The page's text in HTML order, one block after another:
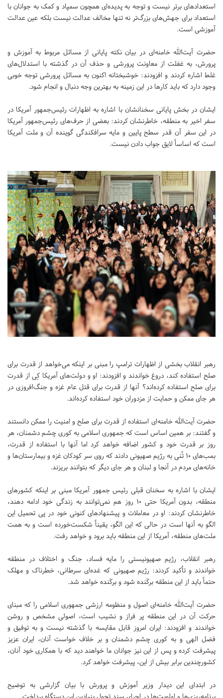
استعدادهای برتر نیست و توجه به پدیده‌ای همچون سمپاد و کمک به جوانان با
استعداد برای جهش‌های بزرگ‌تر نه تنها مخالف عدالت نیست بلکه عین عدالت
آموزشی است.
حضرت آیت‌الله خامنه‌ای در بیان نکته پایانی از مسائل مربوط به آموزش و
پرورش، به غفلت از معاونت پرورشی و حذف آن در گذشته با استدلال‌های
غلط اشاره کردند و افزودند: خوشبختانه اکنون به مسائل پرورشی توجه خوبی
وجود دارد که باید کارها در این زمینه به بهترین وجه دنبال و انجام شود.
ایشان در بخش پایانی سخنانشان با اشاره به اظهارات رئیس‌جمهور آمریکا در
سفر اخیر به منطقه، خاطرنشان کردند: بعضی از حرف‌های رئیس‌جمهور آمریکا
در این سفر آن قدر سطح پایین و مایه سرافکندگی گوینده آن و ملت آمریکا
است که اساساً لایق جواب دادن نیست.
رهبر انقلاب بخشی از اظهارات ترامپ را مبنی بر اینکه می‌خواهد از قدرت برای
صلح استفاده کند، دروغ خواندند و افزودند: او و دولت‌های آمریکا کِی از قدرت
برای صلح استفاده کرده‌اند؟ آنها از قدرت برای قتل عام غزه و جنگ‌افروزی در
هر جای ممکن و حمایت از مزدوران خود استفاده کرده‌اند.
حضرت آیت‌الله خامنه‌ای استفاده از قدرت برای صلح و امنیت را ممکن دانستند
و گفتند: بر همین اساس است که جمهوری اسلامی به کوری چشم دشمنان، هر
روز بر قدرت خود و کشور اضافه خواهد کرد اما آنها با استفاده از قدرت،
بمب‌های ۱۰ تُنی به رژیم صهیونی دادند که روی سر کودکان غزه و بیمارستان‌ها و
خانه‌های مردم در آنجا و لبنان و هر جای دیگر که بتوانند بریزند.
ایشان با اشاره به سخنان قبلی رئیس جمهور آمریکا مبنی بر اینکه کشورهای
منطقه، بدون آمریکا حتی ۱۰ روز هم نمی‌توانند به زندگی خود ادامه دهند،
خاطرنشان کردند: او در معاملات و پیشنهادهای کنونی خود در پی تحمیل این
الگو به آنها است در حالی که این الگو، یقیناً شکست‌خورده است و به همت
ملت‌های منطقه، آمریکا از این منطقه باید برود و خواهد رفت.
رهبر انقلاب، رژیم صهیونیستی را مایه فساد، جنگ و اختلاف در منطقه
خواندند و تأکید کردند: رژیم صهیونی که غده‌ای سرطانی، خطرناک و مهلک
حتماً باید از این منطقه برکَنده شود و برکَنده خواهد شد.
حضرت آیت‌الله خامنه‌ای اصول و منظومه ارزشی جمهوری اسلامی را که مبنای
حرکت آن در این منطقه پر فراز و نشیب است، اصولی مشخص و روشن
خواندند و افزودند: ایران امروز قابل مقایسه با گذشته نیست و به توفیق و
فضل الهی و به کوری چشم دشمنان و بر خلاف خواست آنان، ایران عزیز
پیشرفت کرده و پس از این نیز جوانان ما خواهند دید که با همکاری خود آنان،
کشورچندین برابر بیش از این، پیشرفت خواهد کرد.
در ابتدای این دیدار وزیر آموزش و پرورش با بیان گزارشی به توضیح